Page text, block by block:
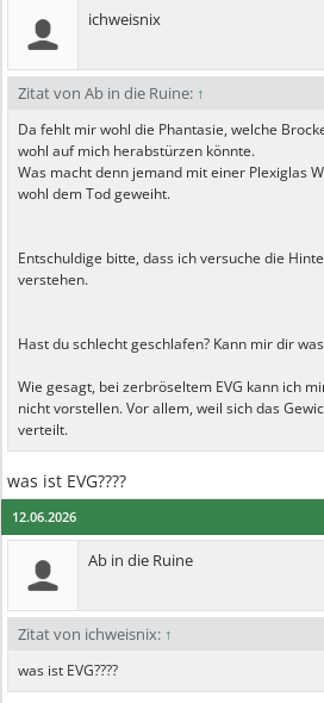
ichweisnix
Zitat von Ab in die Ruine: ↑
Da fehlt mir wohl die Phantasie, welche
wohl auf mich herabstürzen könnte.
Was macht denn jemand mit einer Plexiglas
wohl dem Tod geweiht.
Entschuldige bitte, dass ich versuche die
verstehen.
Hast du schlecht geschlafen? Kann mir dir
Wie gesagt, bei zerbröseltem EVG kann ich
nicht vorstellen. Vor allem, weil sich das
verteilt.
was ist EVG????
12.06.2026
Ab in die Ruine
Zitat von ichweisnix: ↑
was ist EVG????